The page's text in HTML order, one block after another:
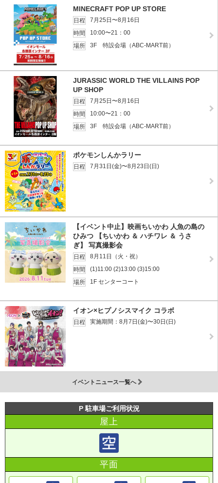
MINECRAFT POP UP STORE
日程
7月25日〜8月16日
時間
10:00〜21：00
場所
3F 特設会場（ABC-MART前）
JURASSIC WORLD THE VILLAINS POP
UP SHOP
日程
7月25日〜8月16日
時間
10:00〜21：00
場所
3F 特設会場（ABC-MART前）
ポケモンしんかラリー
日程 7月31日(金)〜8月23日(日)
【イベント中止】映画ちいかわ 人魚の島の
ひみつ 【ちいかわ ＆ ハチワレ ＆ うさ
ぎ】 写真撮影会
日程
8月11日（火・祝）
時間
(1)11:00 (2)13:00 (3)15:00
場所
1F センターコート
イオン×ヒプノシスマイク コラボ
日程 実施期間：8月7日(金)〜30日(日)
イベントニュース一覧へ
P 駐車場ご利用状況
屋上
平面